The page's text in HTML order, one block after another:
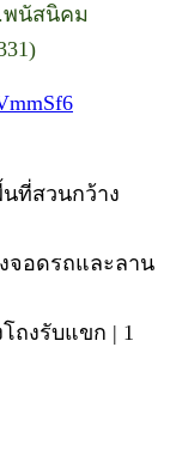
พนัสนิคม
นที่สวนกว้าง
จอดรถและลาน
ถงรับแขก | 1